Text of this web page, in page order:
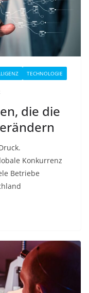
TECHNOLOGIE
die die
Konkurrenz
Betriebe